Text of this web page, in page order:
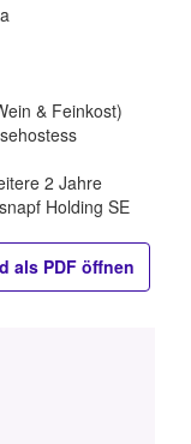
& Feinkost)
2 Jahre
Holding SE
als PDF öffnen